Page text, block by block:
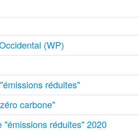
(WP)
réduites"
carbone"
"émissions réduites" 2020